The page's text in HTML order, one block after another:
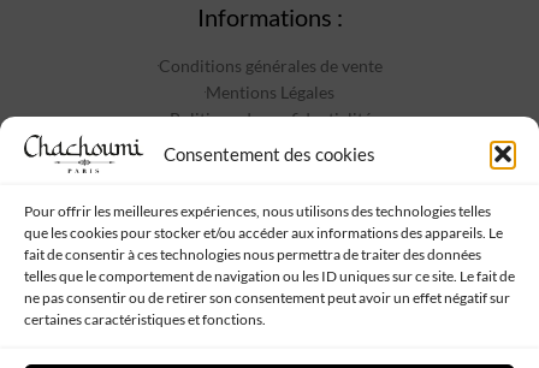
Consentement des cookies
Pour offrir les meilleures expériences, nous utilisons des technologies telles
que les cookies pour stocker et/ou accéder aux informations des appareils. Le
fait de consentir à ces technologies nous permettra de traiter des données
telles que le comportement de navigation ou les ID uniques sur ce site. Le fait de
ne pas consentir ou de retirer son consentement peut avoir un effet négatif sur
certaines caractéristiques et fonctions.
Informations :
Conditions générales de vente
Mentions Légales
Politique de confidentialité
Contact
Suivez-nous :